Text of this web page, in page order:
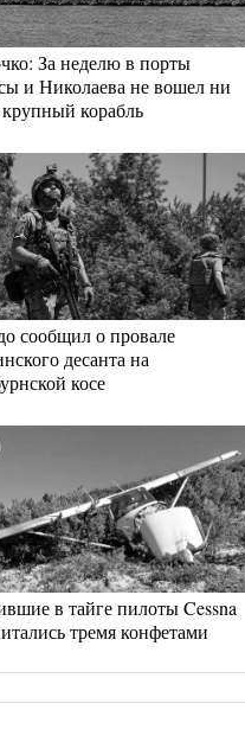
За неделю в порты
и Николаева не вошел ни
корабль
сообщил о провале
десанта на
косе
в тайге пилоты Cessna
тремя конфетами